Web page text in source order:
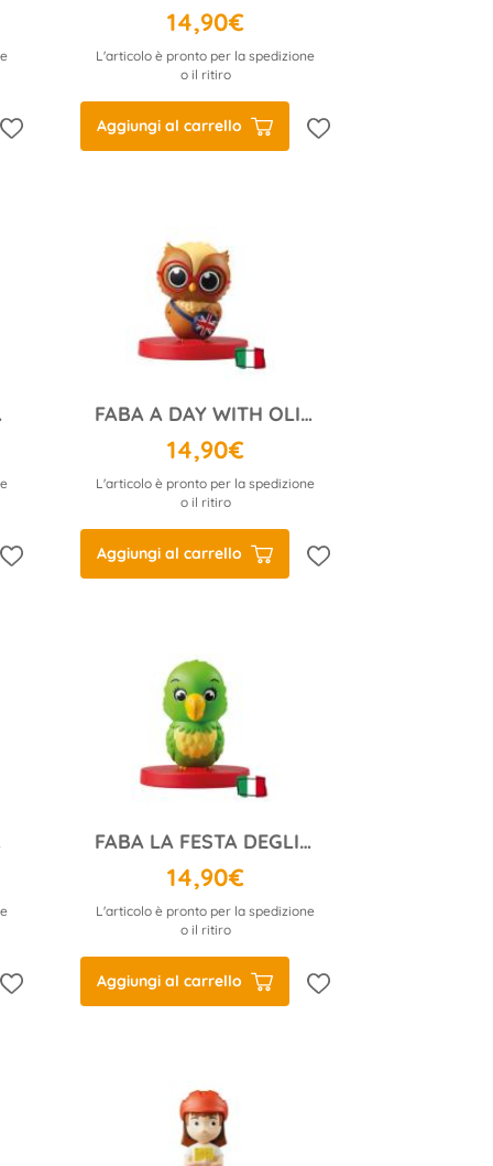
14,90€
L'articolo è pronto per la spedizione
o il ritiro
Aggiungi al carrello
FABA A DAY WITH OLIVIA: ASCOLTA E IMPARA
14,90€
L'articolo è pronto per la spedizione
o il ritiro
Aggiungi al carrello
FABA LA FESTA DEGLI ANIMALI
14,90€
L'articolo è pronto per la spedizione
o il ritiro
Aggiungi al carrello